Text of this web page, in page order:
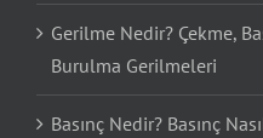
Gerilme Nedir? Çekme,
Burulma Gerilmeleri
Basınç Nedir? Basınç